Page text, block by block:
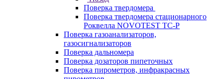
Поверка твердомера
Поверка твердомера стационарного
Роквелла NOVOTEST TС-Р
Поверка газоанализаторов,
газосигнализаторов
Поверка дальномера
Поверка дозаторов пипеточных
Поверка пирометров, инфракрасных